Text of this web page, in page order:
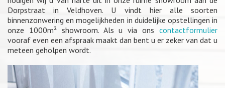
Dorpstraat in Veldhoven. U vindt hier alle soorten
binnenzonwering en mogelijkheden in duidelijke opstellingen in
onze 1000m² showroom. Als u via ons contactformulier
vooraf even een afspraak maakt dan bent u er zeker van dat u
meteen geholpen wordt.